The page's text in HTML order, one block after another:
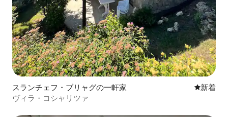
スランチェフ・ブリャグの一軒家 新しい宿
新着
ヴィラ・コシャリツァ